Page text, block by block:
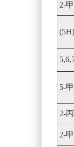
2-
5-
2-
2-